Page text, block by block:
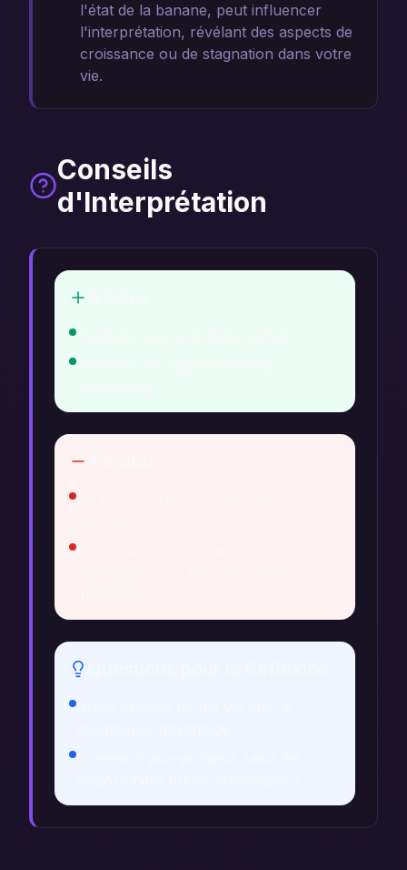
l'état de la banane, peut influencer
l'interprétation, révélant des aspects de
croissance ou de stagnation dans votre
vie.
Conseils
d'Interprétation